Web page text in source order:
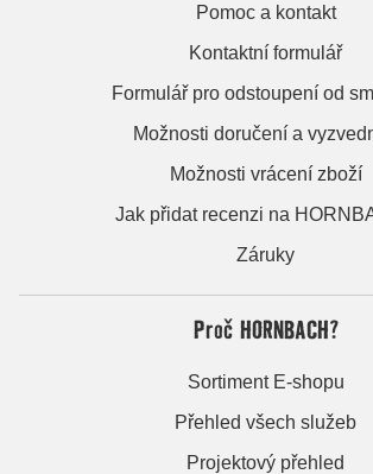
Pomoc a kontakt
Kontaktní formulář
Formulář pro odstoupení od
Možnosti doručení a
Možnosti vrácení zboží
Jak přidat recenzi na
Záruky
Proč HORNBACH?
Sortiment E-shopu
Přehled všech služeb
Projektový přehled